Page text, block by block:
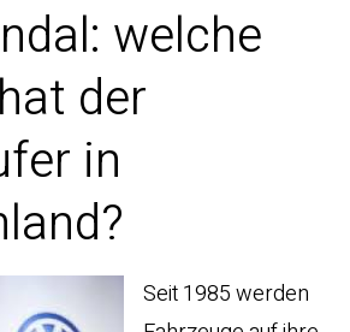
welche
der
in
Seit 1985 werden